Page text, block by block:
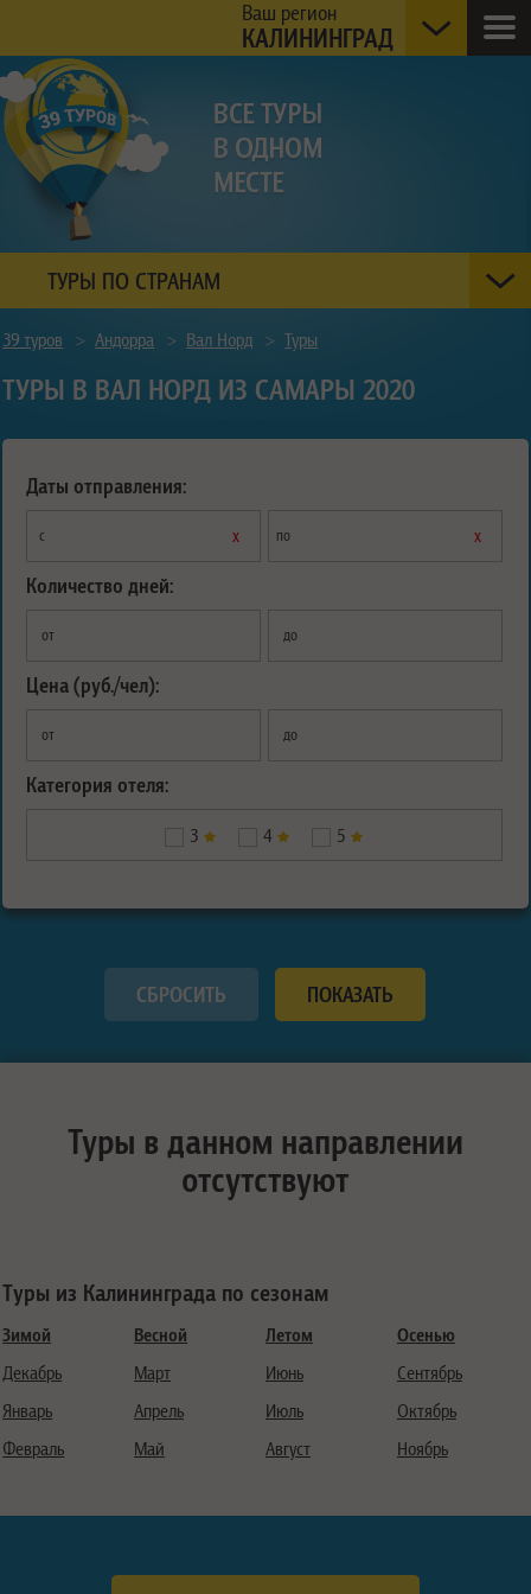
Ваш регион
КАЛИНИНГРАД
ТУРЫ ПО СТРАНАМ
39 туров > Андорра > Вал Норд > Туры
ТУРЫ В ВАЛ НОРД ИЗ САМАРЫ 2020
Даты отправления:
с х по х
Количество дней:
от до
Цена (руб./чел):
от до
Категория отеля:
3 4 5
Туры в данном направлении
отсутствуют
Туры из Калининграда по сезонам
Зимой
Декабрь
Январь
Февраль
Весной
Март
Апрель
Май
Летом
Июнь
Июль
Август
Осенью
Сентябрь
Октябрь
Ноябрь